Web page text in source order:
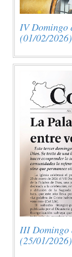
IV Domingo
(01/02/2026)
III Domingo
(25/01/2026)